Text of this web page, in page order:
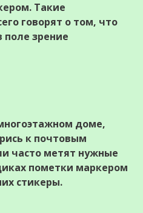
Такие
говорят о том, что
зрение
доме,
к почтовым
часто метят нужные
пометки маркером
стикеры.